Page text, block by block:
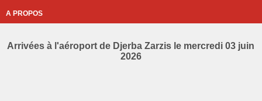
A PROPOS
Arrivées à l'aéroport de Djerba Zarzis le mercredi 03 juin
2026